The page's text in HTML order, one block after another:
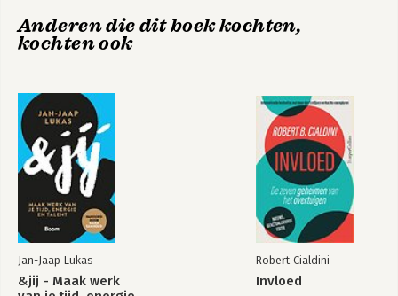
9. Pluk je dromen zonder deadline en plant je doelen tussen
SMART en HART
Anderen die dit boek kochten,
kochten ook
Jan-Jaap Lukas
&jij - Maak werk
Robert Cialdini
Invloed